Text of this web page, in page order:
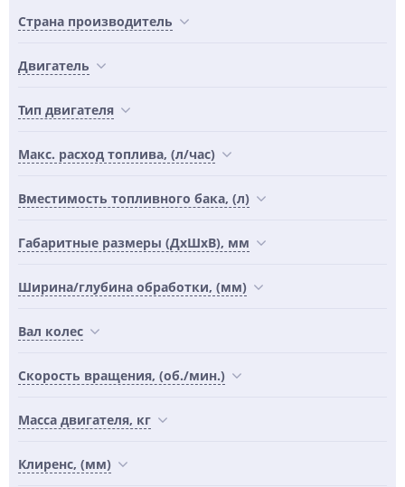
Страна производитель
Двигатель
Тип двигателя
Макс. расход топлива, (л/час)
Вместимость топливного бака, (л)
Габаритные размеры (ДхШхВ), мм
Ширина/глубина обработки, (мм)
Вал колес
Скорость вращения, (об./мин.)
Масса двигателя, кг
Клиренс, (мм)